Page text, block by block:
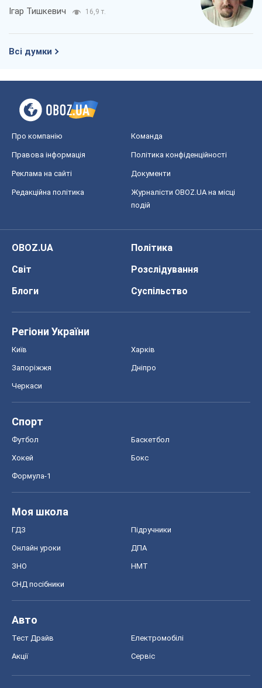
Ігар Тишкевич 16,9 т.
Всі думки
Про компанію Команда
Правова інформація Політика конфіденційності
Реклама на сайті Документи
Редакційна політика
Журналісти OBOZ.UA на місці
подій
OBOZ.UA
Політика
Світ
Розслідування
Блоги
Суспільство
Регіони України
Київ Харків
Запоріжжя Дніпро
Черкаси
Спорт
Футбол Баскетбол
Хокей Бокс
Формула-1
Моя школа
ГДЗ Підручники
Онлайн уроки ДПА
ЗНО НМТ
СНД посібники
Авто
Тест Драйв Електромобілі
Акції Сервіс